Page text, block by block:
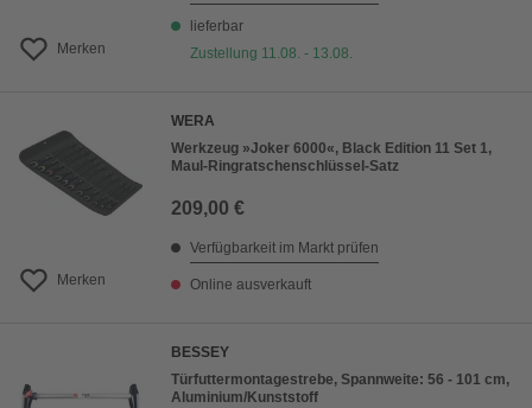
Merken
lieferbar
Zustellung 11.08. - 13.08.
Merken
WERA
Werkzeug »Joker 6000«, Black Edition 11 Set 1,
Maul-Ringratschenschlüssel-Satz
209,00 €
Verfügbarkeit im Markt prüfen
Online ausverkauft
BESSEY
Türfuttermontagestrebe, Spannweite: 56 - 101 cm,
Aluminium/Kunststoff